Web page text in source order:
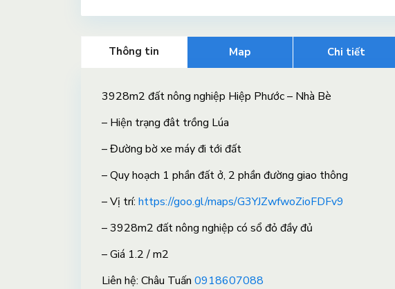
Thông tin Map Chi tiết
3928m2 đất nông nghiệp Hiệp Phước – Nhà Bè
– Hiện trạng đât trồng Lúa
– Đường bờ xe máy đi tới đất
– Quy hoạch 1 phần đất ở, 2 phần đường giao thông
– Vị trí: https://goo.gl/maps/G3YJZwfwoZioFDFv9
– 3928m2 đất nông nghiệp có sổ đỏ đầy đủ
–Giá 1.2 / m2
Liên hệ: Châu Tuấn 0918607088